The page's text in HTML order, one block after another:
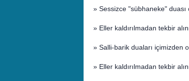
» Sessizce "sübhaneke" duası
» Eller kaldırılmadan tekbir
» Salli-barik duaları içimizden
» Eller kaldırılmadan tekbir